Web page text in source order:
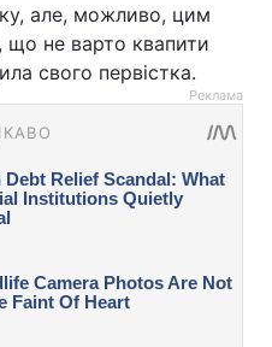
але, можливо, цим
що не варто квапити
свого первістка.
Реклама